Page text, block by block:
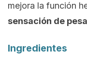
mejora la función
sensación de
Ingredientes